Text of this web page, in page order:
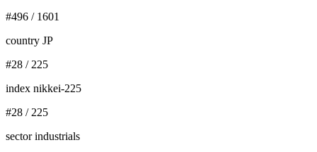
#496 / 1601
country JP
#28 / 225
index nikkei-225
#28 / 225
sector industrials